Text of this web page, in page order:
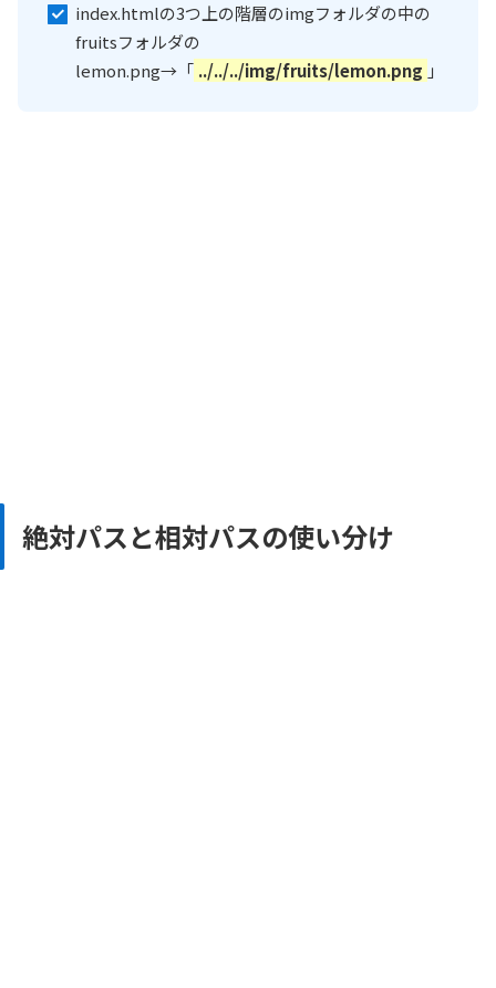
index.htmlの3つ上の階層のimgフォルダの中の
fruitsフォルダの
lemon.png→「 ../../../img/fruits/lemon.png 」
絶対パスと相対パスの使い分け